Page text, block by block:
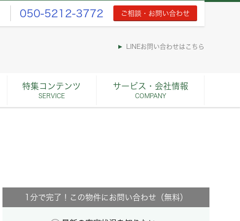
050-5212-3772 ご相談・お問い合わせ
LINEお問い合わせはこちら
特集コンテンツ
SERVICE
サービス・会社情報
COMPANY
1分で完了！この物件にお問い合わせ（無料）